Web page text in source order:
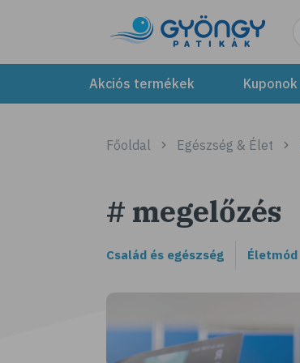
Akciós termékek Kuponok
Főoldal Egészség & Élet
# megelőzés
Család és egészség Életmód